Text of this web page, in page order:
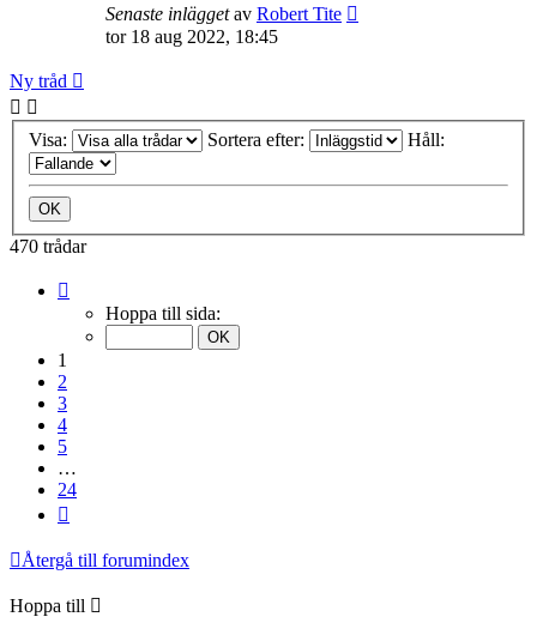
Senaste inläggetav Robert Tite
tor 18 aug 2022, 18:45
Ny tråd
Visa: Sortera efter: Håll:
470 trådar
Hoppa till sida:
1
2
3
4
5
…
24
Återgå till forumindex
Hoppa till